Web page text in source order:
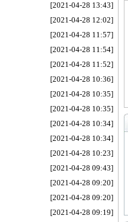
[2021-04-28 13:43]
[2021-04-28 12:02]
[2021-04-28 11:57]
[2021-04-28 11:54]
[2021-04-28 11:52]
[2021-04-28 10:36]
[2021-04-28 10:35]
[2021-04-28 10:35]
[2021-04-28 10:34]
[2021-04-28 10:34]
[2021-04-28 10:23]
[2021-04-28 09:43]
[2021-04-28 09:20]
[2021-04-28 09:20]
[2021-04-28 09:19]